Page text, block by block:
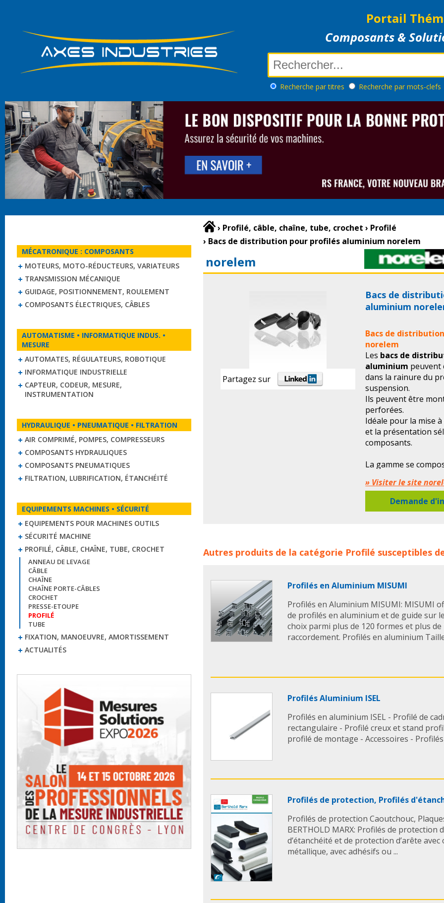
Portail
Composants &
Recherche par titres Recherche par mots-clefs
MÉCATRONIQUE : COMPOSANTS
MOTEURS, MOTO-RÉDUCTEURS, VARIATEURS
TRANSMISSION MÉCANIQUE
GUIDAGE, POSITIONNEMENT, ROULEMENT
COMPOSANTS ÉLECTRIQUES, CÂBLES
AUTOMATISME • INFORMATIQUE INDUS. •
MESURE
AUTOMATES, RÉGULATEURS, ROBOTIQUE
INFORMATIQUE INDUSTRIELLE
CAPTEUR, CODEUR, MESURE,
INSTRUMENTATION
HYDRAULIQUE • PNEUMATIQUE • FILTRATION
AIR COMPRIMÉ, POMPES, COMPRESSEURS
COMPOSANTS HYDRAULIQUES
COMPOSANTS PNEUMATIQUES
FILTRATION, LUBRIFICATION, ÉTANCHÉITÉ
EQUIPEMENTS MACHINES • SÉCURITÉ
EQUIPEMENTS POUR MACHINES OUTILS
SÉCURITÉ MACHINE
PROFILÉ, CÂBLE, CHAÎNE, TUBE, CROCHET
ANNEAU DE LEVAGE
CÂBLE
CHAÎNE
CHAÎNE PORTE-CÂBLES
CROCHET
PRESSE-ETOUPE
PROFILÉ
TUBE
FIXATION, MANOEUVRE, AMORTISSEMENT
ACTUALITÉS
› Profilé, câble, chaîne, tube, crochet › Profilé
› Bacs de distribution pour profilés aluminium norelem
norelem
Partagez sur
Bacs de
aluminium
Bacs de
norelem
Les bacs de
aluminium peuvent
dans la rainure du
suspension.
Ils peuvent être
perforées.
Idéale pour la mise
et la présentation
composants.
La gamme se
profilé type I, type B
- Bac de
pour rainure de
- Adaptateur
aluminium ouvert ou
profilés aluminium
En savoir + :
» Visiter le site
Demande
norelemprofileprofiles bacbacs
Autres produits de la catégorie Profilé susceptibles
Profilés en Aluminium MISUMI
Profilés en Aluminium MISUMI: MISUMI
de profilés en aluminium et de guide sur
choix parmi plus de 120 formes et plus de
raccordement. Profilés en aluminium
Profilés Aluminium ISEL
Profilés en aluminium ISEL - Profilé de
rectangulaire - Profilé creux et stand
profilé de montage - Accessoires -
Profilés de protection, Profilés
Profilés de protection Caoutchouc,
BERTHOLD MARX: Profilés de protection
d’étanchéité et de protection d’arête
métallique, avec adhésifs ou ...